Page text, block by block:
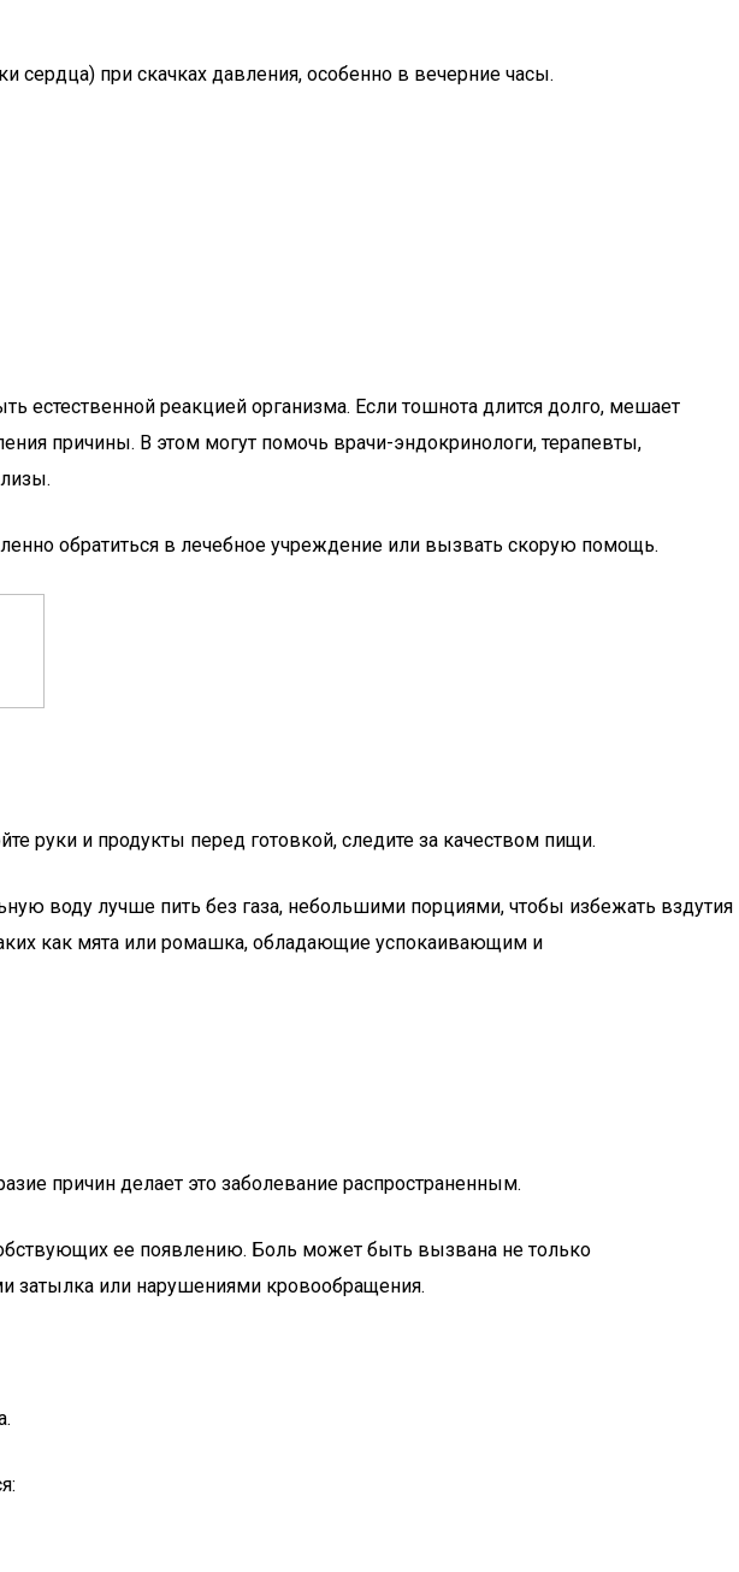
сердца) при скачках давления, особенно в вечерние часы.
естественной реакцией организма. Если тошнота длится долго, мешает
причины. В этом могут помочь врачи-эндокринологи, терапевты,
обратиться в лечебное учреждение или вызвать скорую помощь.
руки и продукты перед готовкой, следите за качеством пищи.
воду лучше пить без газа, небольшими порциями, чтобы избежать вздутия
как мята или ромашка, обладающие успокаивающим и
причин делает это заболевание распространенным.
ее появлению. Боль может быть вызвана не только
или нарушениями кровообращения.